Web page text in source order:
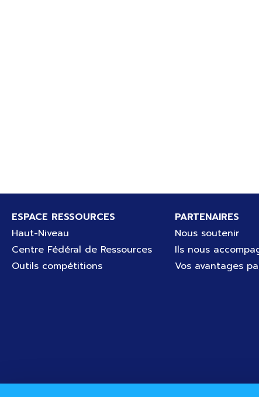
Pied de page
ESPACE RESSOURCES
Haut-Niveau
Centre Fédéral de Ressources
Outils compétitions
PARTENAIRES
Nous soutenir
Ils nous
Vos avantages